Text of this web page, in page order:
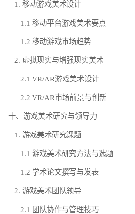
1. 移动游戏美术设计
1.1 移动平台游戏美术要点
1.2 移动游戏市场趋势
2. 虚拟现实与增强现实美术
2.1 VR/AR游戏美术设计
2.2 VR/AR市场前景与创新
十、游戏美术研究与领导力
1. 游戏美术研究课题
1.1 游戏美术研究方法与选题
1.2 学术论文撰写与发表
2. 游戏美术团队领导
2.1 团队协作与管理技巧